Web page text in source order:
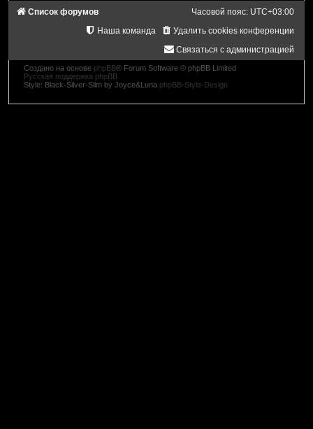
Список форумов Часовой пояс: UTC+03:00
Удалить cookies конференции
Наша команда
Связаться с администрацией
Создано на основе phpBB® Forum Software © phpBB Limited
Русская поддержка phpBB
Style: Black-Silver-Slim by Joyce&Luna phpBB-Style-Design